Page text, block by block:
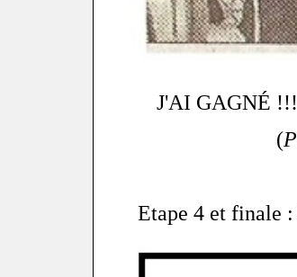
J'AI GAGNÉ
(
Etape 4 et finale